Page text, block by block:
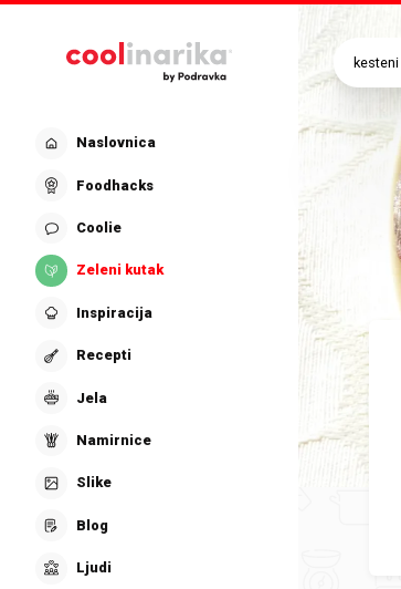
Naslovnica
Foodhacks
Coolie
Zeleni kutak
Inspiracija
Recepti
Jela
Namirnice
Slike
Blog
Ljudi